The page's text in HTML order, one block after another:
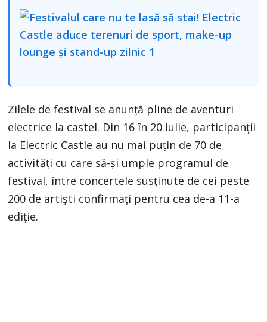
Zilele de festival se anunță pline de aventuri
electrice la castel. Din 16 în 20 iulie, participanții
la Electric Castle au nu mai puțin de 70 de
activități cu care să-și umple programul de
festival, între concertele susținute de cei peste
200 de artiști confirmați pentru cea de-a 11-a
ediție.